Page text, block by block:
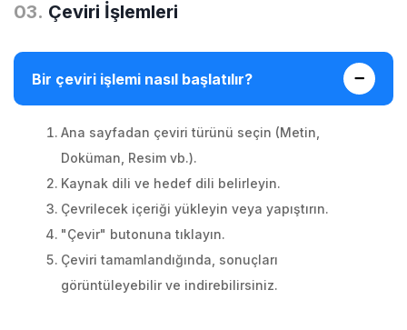
03. Çeviri İşlemleri
Bir çeviri işlemi nasıl başlatılır?
Ana sayfadan çeviri türünü seçin (Metin,
Doküman, Resim vb.).
Kaynak dili ve hedef dili belirleyin.
Çevrilecek içeriği yükleyin veya yapıştırın.
"Çevir" butonuna tıklayın.
Çeviri tamamlandığında, sonuçları
görüntüleyebilir ve indirebilirsiniz.